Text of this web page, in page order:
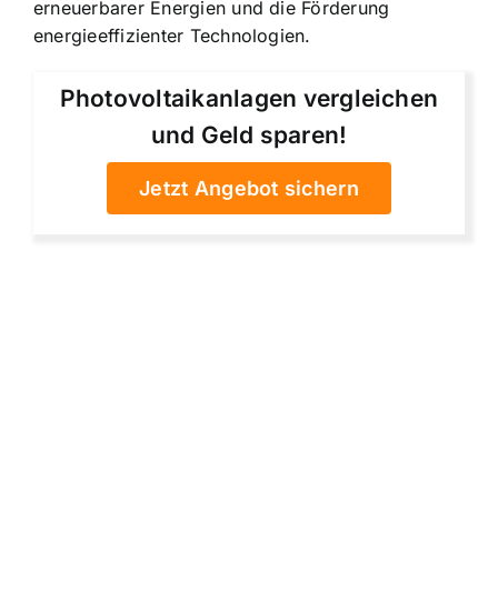
erneuerbarer Energien und die Förderung
energieeffizienter Technologien.
Photovoltaikanlagen vergleichen
und Geld sparen!
Jetzt Angebot sichern